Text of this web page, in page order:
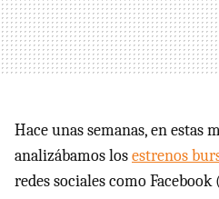
Hace unas semanas, en estas
analizábamos losestrenos
redes sociales como